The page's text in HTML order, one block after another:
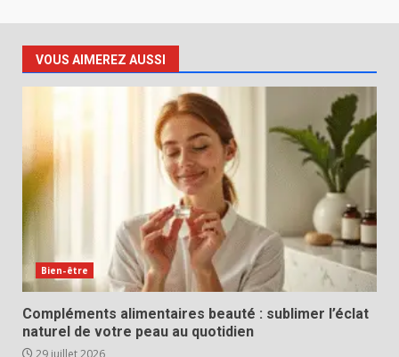
VOUS AIMEREZ AUSSI
Bien-être
Compléments alimentaires beauté : sublimer l’éclat
naturel de votre peau au quotidien